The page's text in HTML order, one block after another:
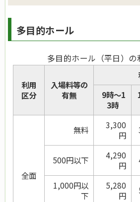
多目的ホール
利用
区分
入場料等の
有無
9時～1
3時
多目的ホール（平日）の
全面
無料
3,300
円
500円以下
4,290
円
1,000円以
下
5,280
円